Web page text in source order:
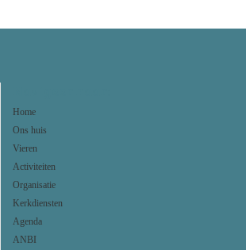
Home
Ons huis
Vieren
Activiteiten
Organisatie
Kerkdiensten
Agenda
ANBI